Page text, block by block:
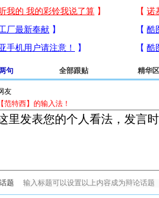
句 全部跟贴 精华区
范特西】的输入法！
话题